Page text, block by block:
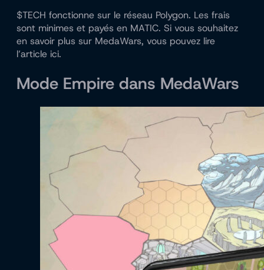
$TECH fonctionne sur le réseau Polygon. Les frais
sont minimes et payés en MATIC. Si vous souhaitez
en savoir plus sur MedaWars, vous pouvez lire
l’article ici.
Mode Empire dans MedaWars